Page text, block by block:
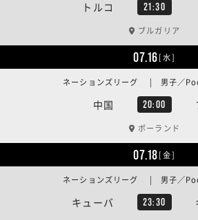
トルコ 21:30
ブルガリア
07.16[水]
中国 20:00
ネーションズリーグ | 男子／
ポーランド
07.18[金]
キューバ 23:30
ネーションズリーグ | 男子／